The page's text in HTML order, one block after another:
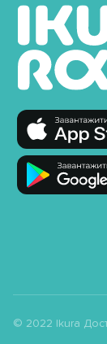
© 2022 Ikura